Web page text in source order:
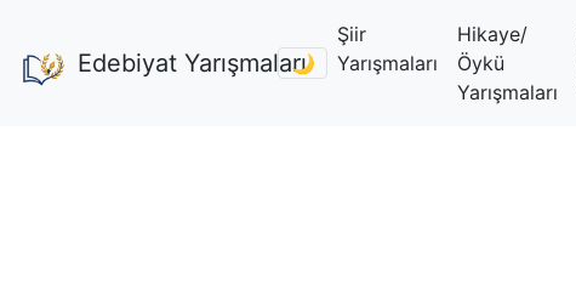
Edebiyat Yarışmaları
🌙
Şiir
Yarışmaları
Hikaye/
Öykü
Yarışmaları